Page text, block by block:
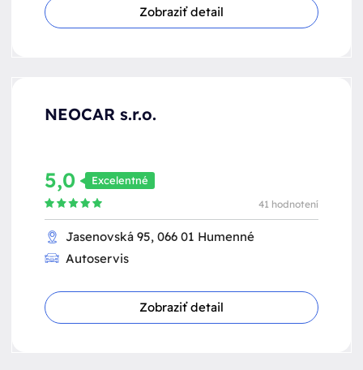
Zobraziť detail
NEOCAR s.r.o.
5,0 Excelentné
41 hodnotení
Jasenovská 95, 066 01 Humenné
Autoservis
Zobraziť detail